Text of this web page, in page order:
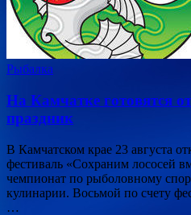
Рыбалка
На Камчатке готовятся
праздник
В Камчатском крае 23 августа
фестиваль «Сохраним лососей
чемпионат по рыболовному
кулинарии. Восьмой по счету
…